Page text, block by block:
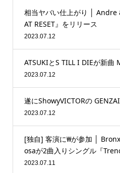
相当ヤバい仕上がり │ Andre
AT RESET』をリリース
2023.07.12
ATSUKIとS TILL I DIEが新曲
2023.07.12
遂にShowyVICTORの
2023.07.12
[独自] 客演に₩が参加 │
osaが2曲入りシングル『
2023.07.11